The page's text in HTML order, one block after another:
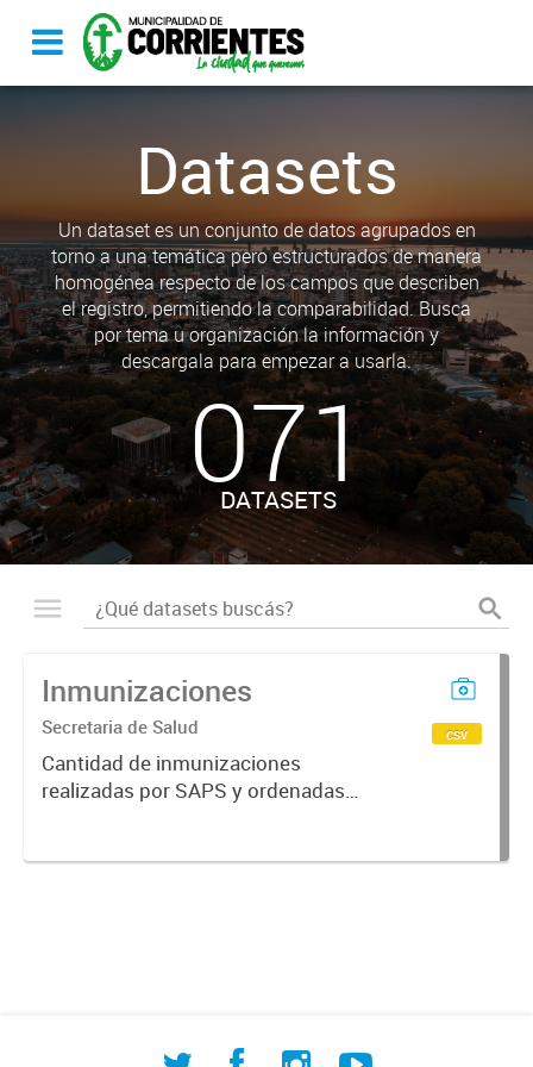
Datasets
Un dataset es un conjunto de datos agrupados en
torno a una temática pero estructurados de manera
homogénea respecto de los campos que describen
el registro, permitiendo la comparabilidad. Busca
por tema u organización la información y
descargala para empezar a usarla.
071
DATASETS
Inmunizaciones
Secretaria de Salud
Cantidad de inmunizaciones
realizadas por SAPS y ordenadas
csv